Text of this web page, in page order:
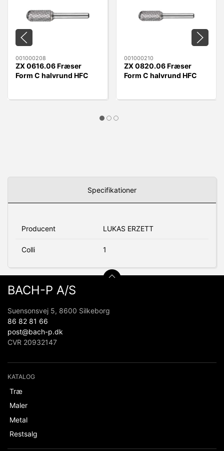
001000208
ZX 0616.06 Fræser
Form C halvrund HFC
001000210
ZX 0820.06 Fræser
Form C halvrund HFC
Specifikationer
Producent LUKAS ERZETT
Colli 1
BACH-P A/S
Suensonsvej 5, 8600 Silkeborg
86 82 81 66
post@bach-p.dk
CVR 20932147
KATALOG
Træ
Maler
Metal
Restsalg